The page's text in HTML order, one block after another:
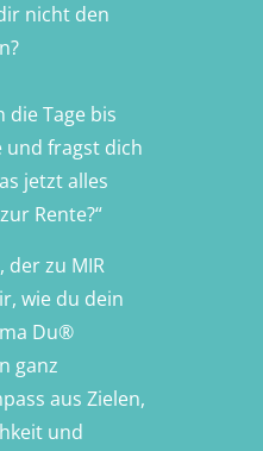
nicht den
die Tage bis
und fragst dich
jetzt alles
Rente?“
der zu MIR
wie du dein
Du®
ganz
aus Zielen,
und